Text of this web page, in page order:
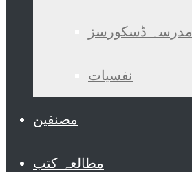
مدرسہ ڈسکورسز
نفسیات
مصنفین
مطالعہ کتب